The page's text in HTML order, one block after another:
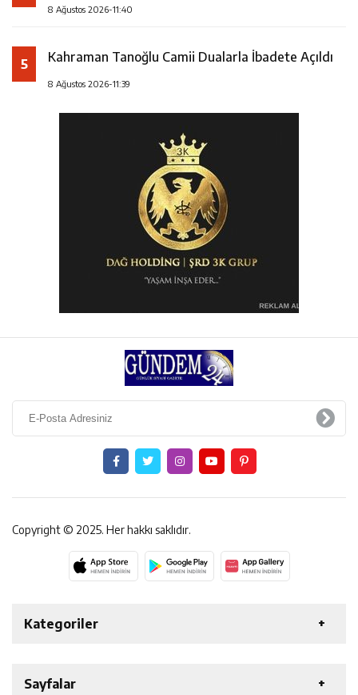
8 Ağustos 2026-11:40
5 Kahraman Tanoğlu Camii Dualarla İbadete Açıldı
8 Ağustos 2026-11:39
Copyright © 2025. Her hakkı saklıdır.
Kategoriler
EKONOMİ
Sayfalar